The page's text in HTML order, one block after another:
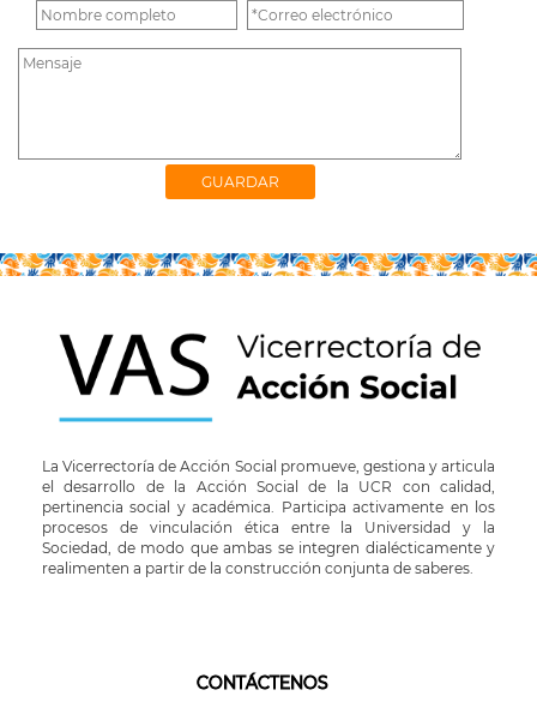
La Vicerrectoría de Acción Social promueve, gestiona y articula
el desarrollo de la Acción Social de la UCR con calidad,
pertinencia social y académica. Participa activamente en los
procesos de vinculación ética entre la Universidad y la
Sociedad, de modo que ambas se integren dialécticamente y
realimenten a partir de la construcción conjunta de saberes.
CONTÁCTENOS